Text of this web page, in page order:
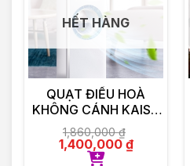
HẾT HÀNG
QUẠT ĐIỀU HOÀ
KHÔNG CÁNH KAISA
VILLA KV-QKC6622
1,860,000₫
1,400,000₫